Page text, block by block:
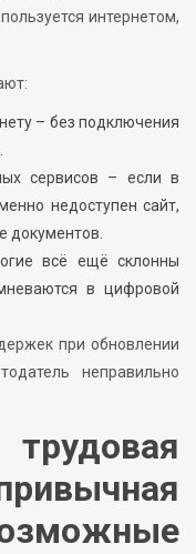
интернетом,
– без подключения
сервисов – если в
недоступен сайт,
документов.
всё ещё склонны
в цифровой
при обновлении
неправильно